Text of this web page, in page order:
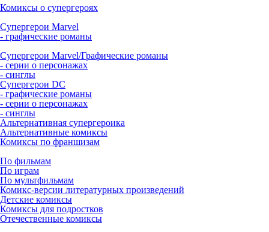
Комиксы о супергероях
Супергерои Marvel
- графические романы
Супергерои Marvel/Графические романы
- серии о персонажах
- синглы
Супергерои DC
- графические романы
- серии о персонажах
- синглы
Альтернативная супергероика
Альтернативные комиксы
Комиксы по франшизам
По фильмам
По играм
По мультфильмам
Комикс-версии литературных произведений
Детские комиксы
Комиксы для подростков
Отечественные комиксы